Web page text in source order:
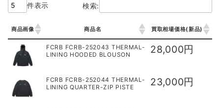
件表示 検索:
商品画像 商品名 買取相場価格(新品)
商品画像 商品名 買取相場価格(新品)
FCRB FCRB-252043 THERMAL-
LINING HOODED BLOUSON
28,000円
FCRB FCRB-252044 THERMAL-
LINING QUARTER-ZIP PISTE
23,000円